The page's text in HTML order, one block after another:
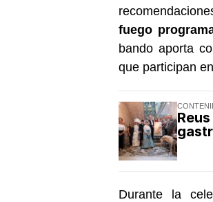
fuego
bando aporta
que participan
Durante la